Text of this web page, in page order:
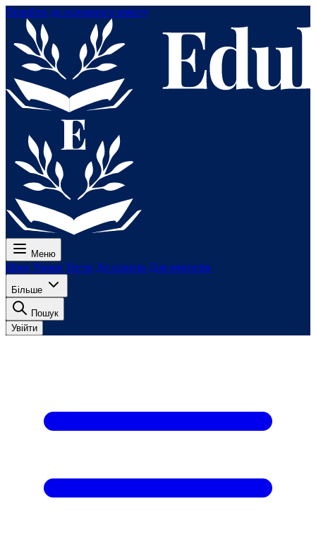
Перейти до основного вмісту
Меню
Ціни Уроки Тести До іспитів Для вчителів
Більше
Пошук
Увійти